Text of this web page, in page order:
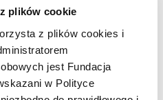
plików cookie
z plików cookies i
jest Fundacja
w Polityce
treść, którą
promocji „Pisma”.